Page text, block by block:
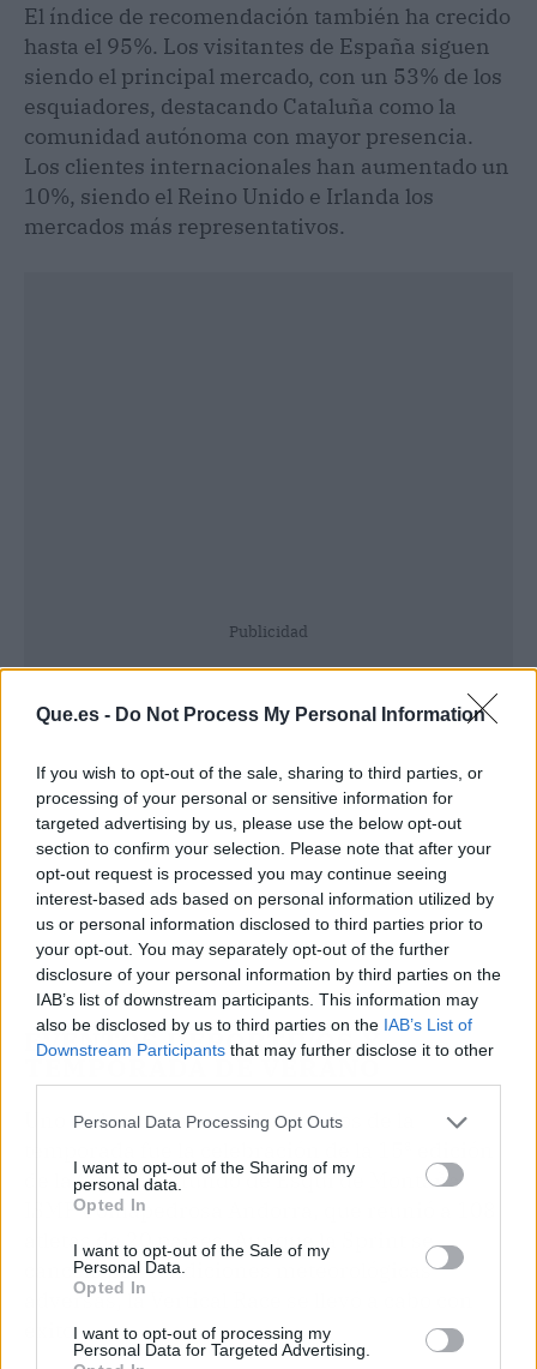
Que.es - Do Not Process My Personal Information
If you wish to opt-out of the sale, sharing to third parties, or
processing of your personal or sensitive information for
targeted advertising by us, please use the below opt-out
section to confirm your selection. Please note that after your
opt-out request is processed you may continue seeing
interest-based ads based on personal information utilized by
us or personal information disclosed to third parties prior to
your opt-out. You may separately opt-out of the further
disclosure of your personal information by third parties on the
IAB’s list of downstream participants. This information may
also be disclosed by us to third parties on the IAB’s List of
Downstream Participants that may further disclose it to other
Personal Data Processing Opt Outs
I want to opt-out of the Sharing of my
personal data.
Opted In
I want to opt-out of the Sale of my
Personal Data.
Opted In
I want to opt-out of processing my
Personal Data for Targeted Advertising.
El índice de recomendación también ha crecido
hasta el 95%. Los visitantes de España siguen
siendo el principal mercado, con un 53% de los
esquiadores, destacando Cataluña como la
comunidad autónoma con mayor presencia.
Los clientes internacionales han aumentado un
10%, siendo el Reino Unido e Irlanda los
mercados más representativos.
Publicidad
EVENTOS DEPORTIVOS Y
TEMPORADA DE VERANO
Uno de los momentos destacados de la
de la Copa del Mundo de Esquí de Montaña
ISMF Comapedrosa Andorra, que reunió a 108
atletas de 20 países. Aunque la Sprint se
canceló por condiciones meteorológicas
adversas, la Vertical Race se llevó a cabo con
éxito.